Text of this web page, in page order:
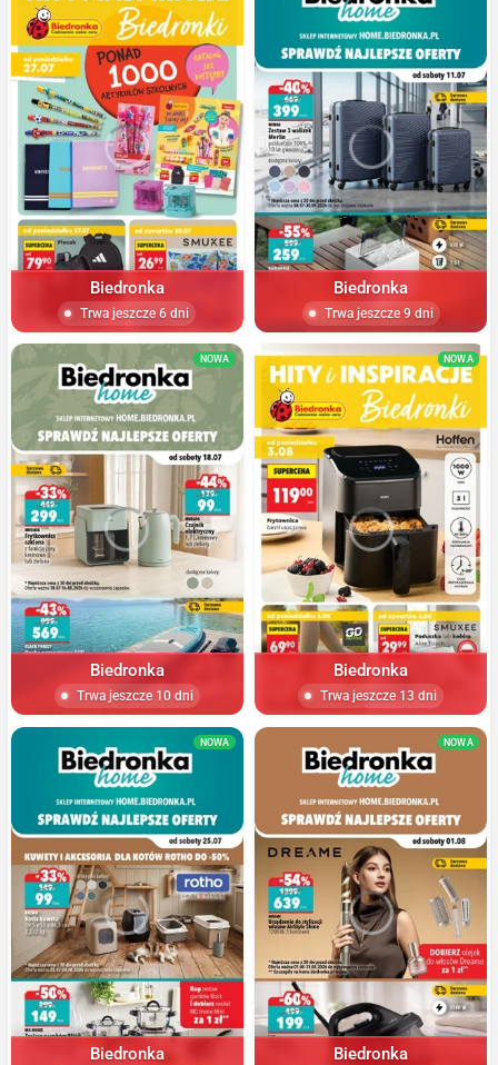
Biedronka
Trwa jeszcze 6 dni
Biedronka
Trwa jeszcze 9 dni
NOWA
Biedronka
Trwa jeszcze 10 dni
NOWA
Biedronka
Trwa jeszcze 13 dni
NOWA
Biedronka
NOWA
Biedronka